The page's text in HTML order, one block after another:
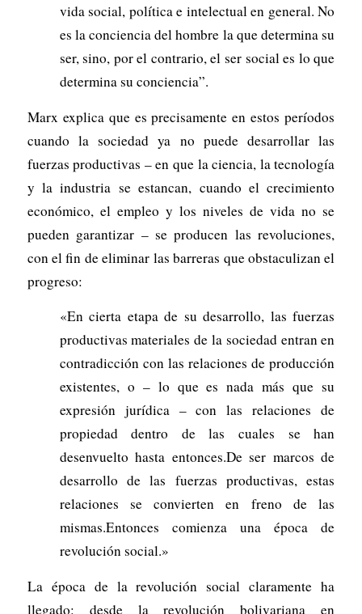
vida social, política e intelectual en general. No
es la conciencia del hombre la que determina su
ser, sino, por el contrario, el ser social es lo que
determina su conciencia”.
Marx explica que es precisamente en estos períodos
cuando la sociedad ya no puede desarrollar las
fuerzas productivas – en que la ciencia, la tecnología
y la industria se estancan, cuando el crecimiento
económico, el empleo y los niveles de vida no se
pueden garantizar – se producen las revoluciones,
con el fin de eliminar las barreras que obstaculizan el
progreso:
«En cierta etapa de su desarrollo, las fuerzas
productivas materiales de la sociedad entran en
contradicción con las relaciones de producción
existentes, o – lo que es nada más que su
expresión jurídica – con las relaciones de
propiedad dentro de las cuales se han
desenvuelto hasta entonces.De ser marcos de
desarrollo de las fuerzas productivas, estas
relaciones se convierten en freno de las
mismas.Entonces comienza una época de
revolución social.»
La época de la revolución social claramente ha
llegado: desde la revolución bolivariana en